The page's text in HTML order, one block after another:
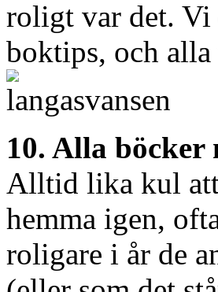
roligt var det. Vi
boktips, och
10. Alla böcker
Alltid lika kul att
hemma igen,
roligare i år de